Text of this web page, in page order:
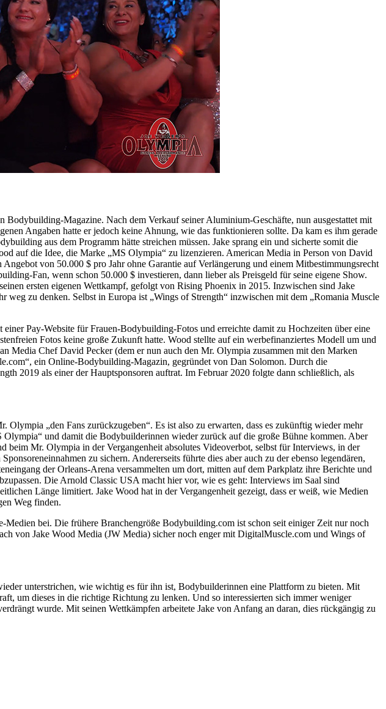
Magazine. Nach dem Verkauf seiner Aluminium-Geschäfte, nun ausgestattet mit
Angaben hatte er jedoch keine Ahnung, wie das funktionieren sollte. Da kam es ihm gerade
aus dem Programm hätte streichen müssen. Jake sprang ein und sicherte somit die
auf die Idee, die Marke „MS Olympia“ zu lizenzieren. American Media in Person von David
von 50.000 $ pro Jahr ohne Garantie auf Verlängerung und einem Mitbestimmungsrecht
Fan, wenn schon 50.000 $ investieren, dann lieber als Preisgeld für seine eigene Show.
ersten eigenen Wettkampf, gefolgt von Rising Phoenix in 2015. Inzwischen sind Jake
zu denken. Selbst in Europa ist „Wings of Strength“ inzwischen mit dem „Romania Muscle
Pay-Website für Frauen-Bodybuilding-Fotos und erreichte damit zu Hochzeiten über eine
Fotos keine große Zukunft hatte. Wood stellte auf ein werbefinanziertes Modell um und
Media Chef David Pecker (dem er nun auch den Mr. Olympia zusammen mit den Marken
ein Online-Bodybuilding-Magazin, gegründet von Dan Solomon. Durch die
2019 als einer der Hauptsponsoren auftrat. Im Februar 2020 folgte dann schließlich, als
„den Fans zurückzugeben“. Es ist also zu erwarten, dass es zukünftig wieder mehr
Olympia“ und damit die Bodybuilderinnen wieder zurück auf die große Bühne kommen. Aber
beim Mr. Olympia in der Vergangenheit absolutes Videoverbot, selbst für Interviews, in der
zu sichern. Andererseits führte dies aber auch zu der ebenso legendären,
der Orleans-Arena versammelten um dort, mitten auf dem Parkplatz ihre Berichte und
Die Arnold Classic USA macht hier vor, wie es geht: Interviews im Saal sind
Länge limitiert. Jake Wood hat in der Vergangenheit gezeigt, dass er weiß, wie Medien
Weg finden.
bei. Die frühere Branchengröße Bodybuilding.com ist schon seit einiger Zeit nur noch
von Jake Wood Media (JW Media) sicher noch enger mit DigitalMuscle.com und Wings of
unterstrichen, wie wichtig es für ihn ist, Bodybuilderinnen eine Plattform zu bieten. Mit
um dieses in die richtige Richtung zu lenken. Und so interessierten sich immer weniger
wurde. Mit seinen Wettkämpfen arbeitete Jake von Anfang an daran, dies rückgängig zu